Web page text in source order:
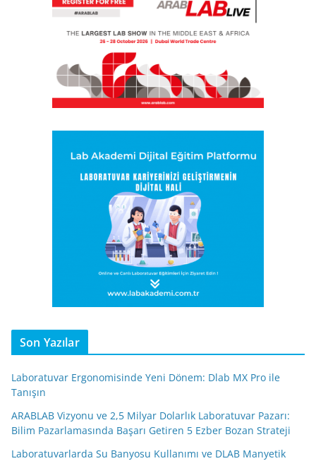
Son Yazılar
Laboratuvar Ergonomisinde Yeni Dönem: Dlab MX Pro ile
Tanışın
ARABLAB Vizyonu ve 2,5 Milyar Dolarlık Laboratuvar Pazarı:
Bilim Pazarlamasında Başarı Getiren 5 Ezber Bozan Strateji
Laboratuvarlarda Su Banyosu Kullanımı ve DLAB Manyetik